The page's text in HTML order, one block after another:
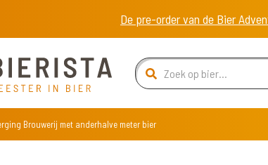
De pre-order van de Bier
Brouwerij met anderhalve meter bier